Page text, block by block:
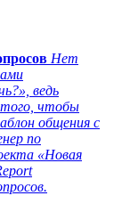
Нет
ведь
того, чтобы
общения с
по
«Новая